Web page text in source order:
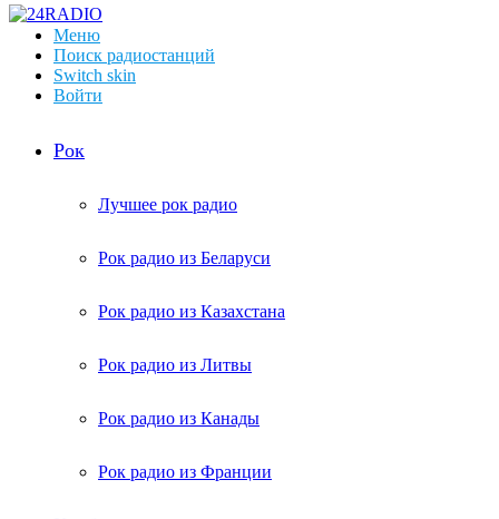
Меню
Поиск радиостанций
Switch skin
Войти
Рок
Лучшее рок радио
Рок радио из Беларуси
Рок радио из Казахстана
Рок радио из Литвы
Рок радио из Канады
Рок радио из Франции